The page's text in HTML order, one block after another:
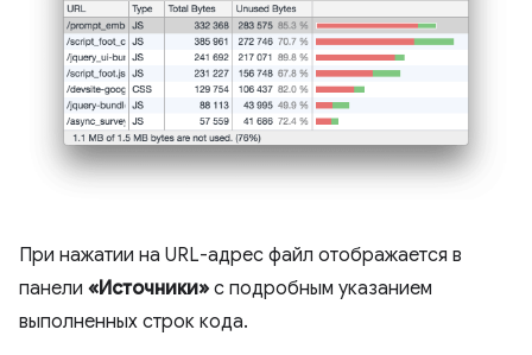
При нажатии на URL-адрес файл отображается в
панели «Источники» с подробным указанием
выполненных строк кода.